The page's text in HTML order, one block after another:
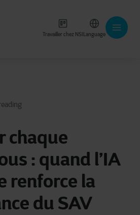
Travailler chez NSILanguage
chaque
: quand l’IA
renforce la
du SAV